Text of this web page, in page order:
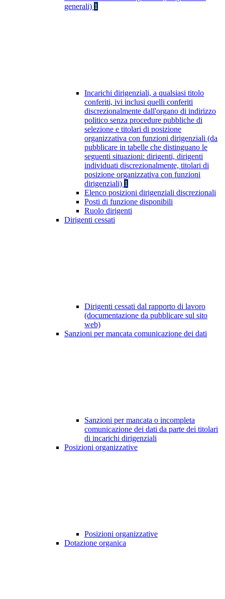
generali) 1
Incarichi dirigenziali, a qualsiasi titolo
conferiti, ivi inclusi quelli conferiti
discrezionalmente dall'organo di indirizzo
politico senza procedure pubbliche di
selezione e titolari di posizione
organizzativa con funzioni dirigenziali (da
pubblicare in tabelle che distinguano le
seguenti situazioni: dirigenti, dirigenti
individuati discrezionalmente, titolari di
posizione organizzativa con funzioni
dirigenziali) 1
Elenco posizioni dirigenziali discrezionali
Posti di funzione disponibili
Ruolo dirigenti
Dirigenti cessati
Dirigenti cessati dal rapporto di lavoro
(documentazione da pubblicare sul sito
web)
Sanzioni per mancata comunicazione dei dati
Sanzioni per mancata o incompleta
comunicazione dei dati da parte dei titolari
di incarichi dirigenziali
Posizioni organizzative
Posizioni organizzative
Dotazione organica